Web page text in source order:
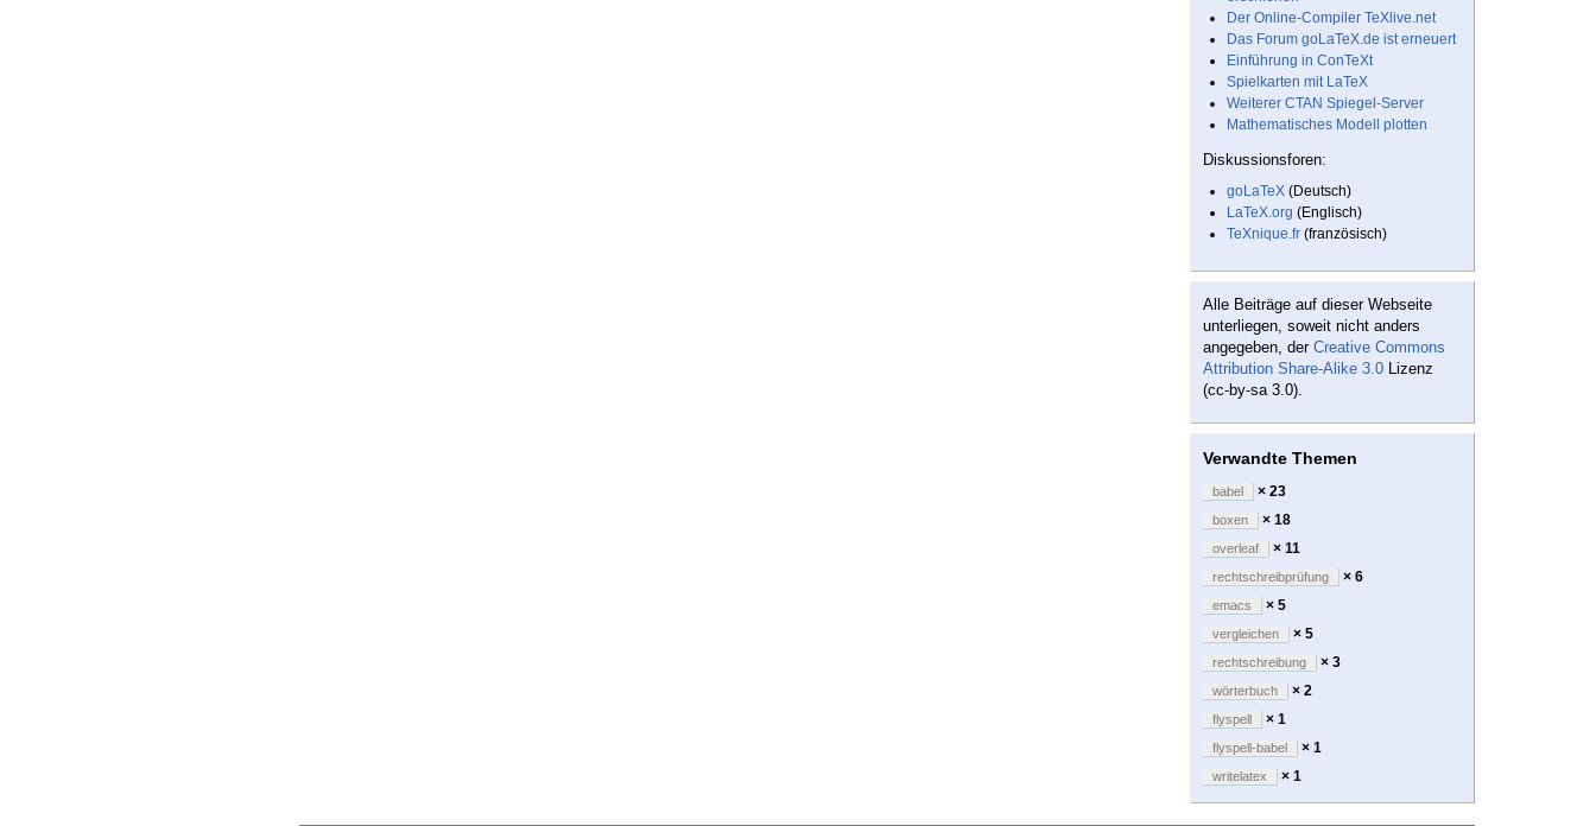
Der Online-Compiler TeXlive.net
Das Forum goLaTeX.de ist erneuert
Einführung in ConTeXt
Spielkarten mit LaTeX
Weiterer CTAN Spiegel-Server
Mathematisches Modell plotten
Diskussionsforen:
goLaTeX (Deutsch)
LaTeX.org (Englisch)
TeXnique.fr (französisch)
Alle Beiträge auf dieser Webseite
unterliegen, soweit nicht anders
angegeben, der Creative Commons
Attribution Share-Alike 3.0 Lizenz
(cc-by-sa 3.0).
Verwandte Themen
babel × 23
boxen × 18
overleaf × 11
rechtschreibprüfung × 6
emacs × 5
vergleichen × 5
rechtschreibung × 3
wörterbuch × 2
flyspell × 1
flyspell-babel × 1
writelatex × 1